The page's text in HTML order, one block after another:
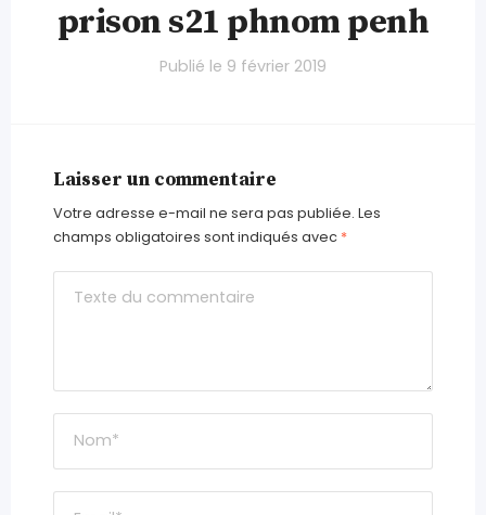
prison s21 phnom penh
Publié le 9 février 2019
Laisser un commentaire
Votre adresse e-mail ne sera pas publiée. Les
champs obligatoires sont indiqués avec *